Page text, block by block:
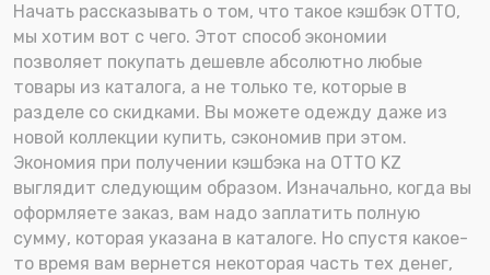
Начать рассказывать о том, что такое кэшбэк OTTO,
мы хотим вот с чего. Этот способ экономии
позволяет покупать дешевле абсолютно любые
товары из каталога, а не только те, которые в
разделе со скидками. Вы можете одежду даже из
новой коллекции купить, сэкономив при этом.
Экономия при получении кэшбэка на OTTO KZ
выглядит следующим образом. Изначально, когда вы
оформляете заказ, вам надо заплатить полную
сумму, которая указана в каталоге. Но спустя какое-
то время вам вернется некоторая часть тех денег,